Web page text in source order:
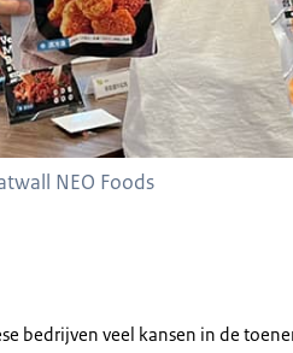
NEO Foods
bedrijven veel kansen in de